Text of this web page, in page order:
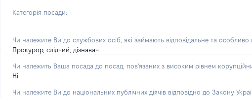
Категорія посади:
Чи належите Ви до службових осіб, які займають відповідальне та
Прокурор, слідчий, дізнавач
Чи належить Ваша посада до посад, пов'язаних з високим рівнем
Ні
Чи належите Ви до національних публічних діячів відповідно до Закону